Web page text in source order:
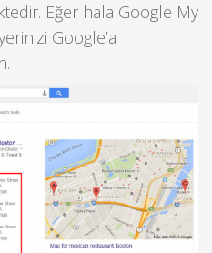
Eğer hala Google My
Google’a